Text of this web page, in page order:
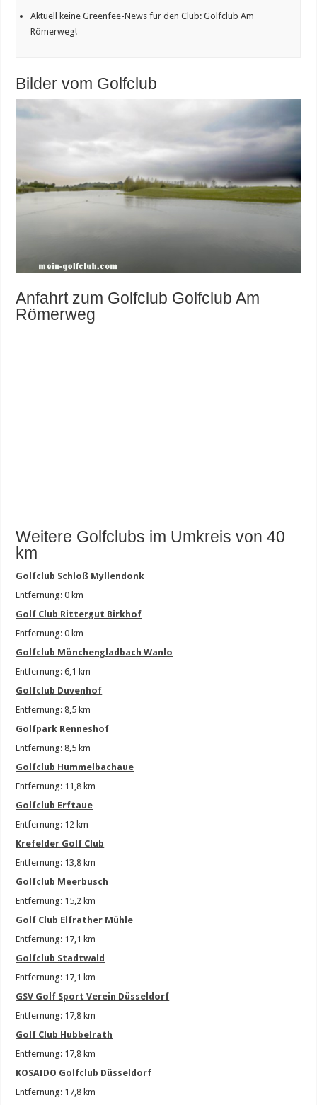
Aktuell keine Greenfee-News für den Club: Golfclub Am
Römerweg!
Bilder vom Golfclub
Anfahrt zum Golfclub Golfclub Am
Römerweg
Weitere Golfclubs im Umkreis von 40
km
Golfclub Schloß Myllendonk
Entfernung: 0 km
Golf Club Rittergut Birkhof
Entfernung: 0 km
Golfclub Mönchengladbach Wanlo
Entfernung: 6,1 km
Golfclub Duvenhof
Entfernung: 8,5 km
Golfpark Renneshof
Entfernung: 8,5 km
Golfclub Hummelbachaue
Entfernung: 11,8 km
Golfclub Erftaue
Entfernung: 12 km
Krefelder Golf Club
Entfernung: 13,8 km
Golfclub Meerbusch
Entfernung: 15,2 km
Golf Club Elfrather Mühle
Entfernung: 17,1 km
Golfclub Stadtwald
Entfernung: 17,1 km
GSV Golf Sport Verein Düsseldorf
Entfernung: 17,8 km
Golf Club Hubbelrath
Entfernung: 17,8 km
KOSAIDO Golfclub Düsseldorf
Entfernung: 17,8 km